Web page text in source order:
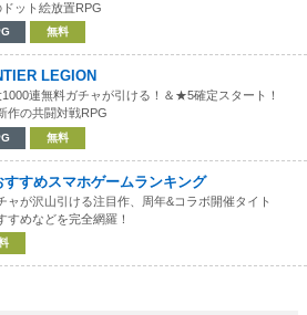
ット絵放置RPG
無料
LEGION
連無料ガチャが引ける！＆★5確定スタート！
作の共闘対戦RPG
無料
すすめスマホゲームランキング
ャが沢山引ける注目作、周年&コラボ開催タイト
すめなどを完全網羅！